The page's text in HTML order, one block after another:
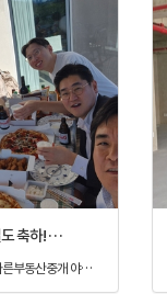
새식구도 환영! 창립기념일도 축하! 겹경사^^
구름한점 없는 화창한 가을날. 바른부동산중개 야외파뤼~~!! 새식구도 환영! 창립기념일도 축하! 겹경사^^ 계속 바르게 성장하는 바른부동산중개가 되겠습니다.